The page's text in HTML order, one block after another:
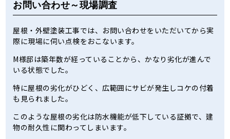
お問い合わせ～現場調査
屋根・外壁塗装工事では、お問い合わせをいただいてから実
際に現場に伺い点検をおこないます。
M様邸は築年数が経っていることから、かなり劣化が進んで
いる状態でした。
特に屋根の劣化がひどく、広範囲にサビが発生しコケの付着
も見られました。
このような屋根の劣化は防水機能が低下している証拠で、建
物の耐久性に関わってしまいます。